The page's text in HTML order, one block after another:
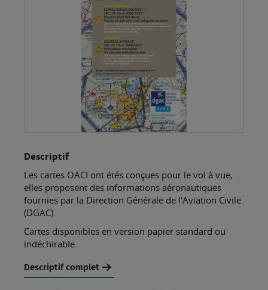
to
the
beginning
of
the
images
gallery
Descriptif
Les cartes OACI ont étés conçues pour le vol à vue,
elles proposent des informations aéronautiques
fournies par la Direction Générale de l'Aviation Civile
(DGAC).
Cartes disponibles en version papier standard ou
indéchirable.
Descriptif complet